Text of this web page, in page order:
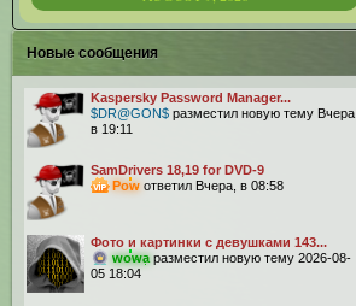
Новые сообщения
Kaspersky Password Manager...
$DR@GON$ разместил новую тему Вчера,
в 19:11
SamDrivers 18,19 for DVD-9
Pow ответил Вчера, в 08:58
Фото и картинки с девушками 143...
wowa разместил новую тему 2026-08-
05 18:04